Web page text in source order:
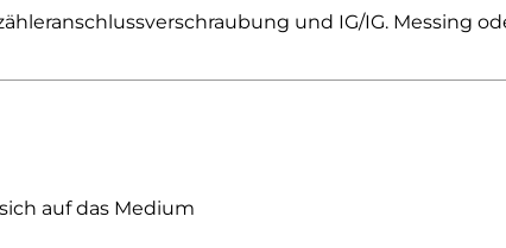
und IG/IG. Messing
auf das Medium